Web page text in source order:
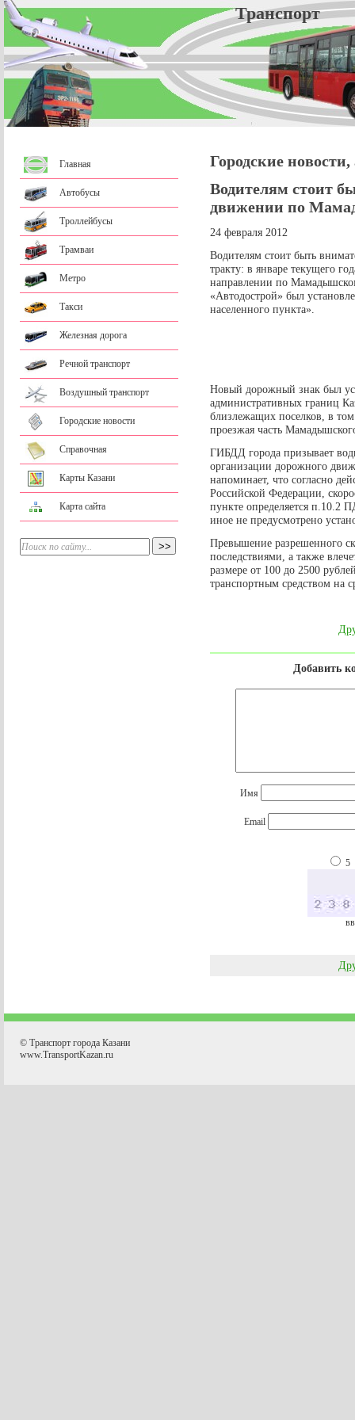
Главная
Автобусы
Троллейбусы
Трамваи
Метро
Такси
Железная дорога
Речной транспорт
Воздушный транспорт
Городские новости
Справочная
Карты Казани
Карта сайта
Городские
Водителям стоит
движении по
24 февраля 2012
Водителям стоит быть
тракту: в январе текущего
направлении по
«Автодострой» был
населенного пункта».
Новый дорожный знак был
административных границ
близлежащих поселков, в
проезжая часть
ГИБДД города призывает
организации дорожного
напоминает, что согласно
Российской Федерации,
пункте определяется п.10.2
иное не предусмотрено
Превышение разрешенного
последствиями, а также
размере от 100 до 2500
транспортным средством на
Добавить
Имя
Email
5
© Транспорт города Казани
www.TransportKazan.ru